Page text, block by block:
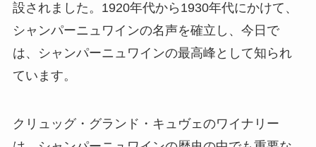
設されました。1920年代から1930年代にかけて、
シャンパーニュワインの名声を確立し、今日で
は、シャンパーニュワインの最高峰として知られ
ています。
クリュッグ・グランド・キュヴェのワイナリー